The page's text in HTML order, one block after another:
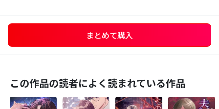
まとめて購入
この作品の読者によく読まれている作品